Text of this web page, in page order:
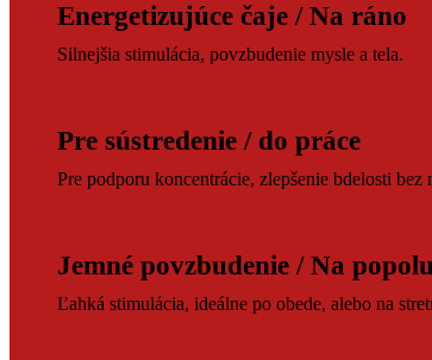
Energetizujúce čaje / Na ráno
Silnejšia stimulácia, povzbudenie mysle a tela.
Pre sústredenie / do práce
Pre podporu koncentrácie, zlepšenie bdelosti bez
Jemné povzbudenie / Na
Ľahká stimulácia, ideálne po obede, alebo na